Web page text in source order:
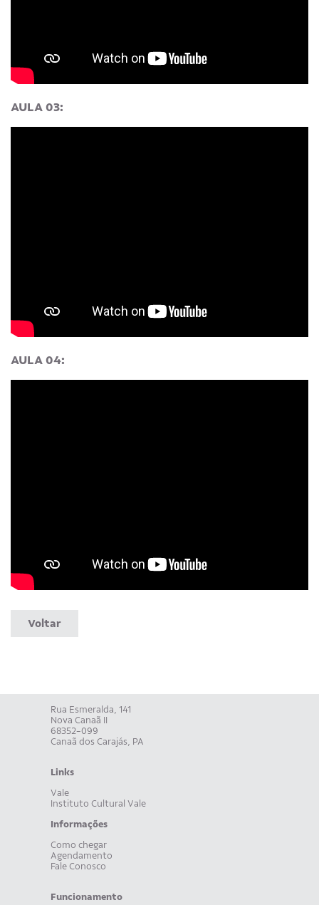
AULA 03:
AULA 04:
Voltar
Rua Esmeralda, 141
Nova Canaã II
68352-099
Canaã dos Carajás, PA
Links
Vale
Instituto Cultural Vale
Informações
Como chegar
Agendamento
Fale Conosco
Funcionamento